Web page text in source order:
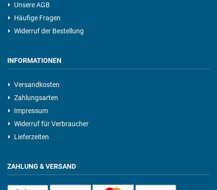
Unsere AGB
Häufige Fragen
Widerruf der Bestellung
INFORMATIONEN
Versandkosten
Zahlungsarten
Impressum
Widerruf für Verbraucher
Lieferzeiten
ZAHLUNG & VERSAND